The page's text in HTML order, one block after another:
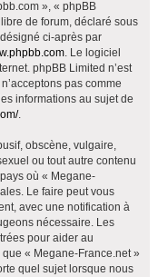
», « phpBB
de forum, déclaré sous
ci-après par
. Le logiciel
phpBB Limited n’est
pas comme
informations au sujet de
.
obscène, vulgaire,
ou tout autre contenu
où « Megane-
Le faire peut vous
avec une notification à
nécessaire. Les
pour aider au
« Megane-France.net »
quel sujet lorsque nous